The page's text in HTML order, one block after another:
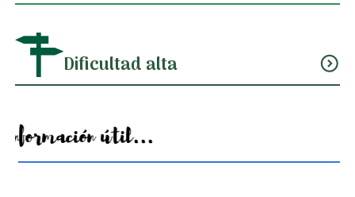
Dificultad alta expand_circle_down
Información útil...